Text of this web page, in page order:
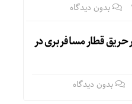
بدون دیدگاه
حریق قطار مسافربری در
بدون دیدگاه